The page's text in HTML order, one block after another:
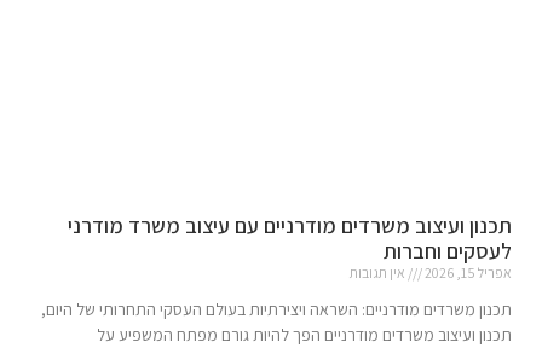
תכנון ועיצוב משרדים מודרניים עם עיצוב משרד מודרני
לעסקים וחברות
אפריל 15, 2026 אין תגובות
תכנון משרדים מודרניים: השראה ויצירתיות בעולם העסקי התחרותי של היום,
תכנון ועיצוב משרדים מודרניים הפך להיות גורם מפתח המשפיע על